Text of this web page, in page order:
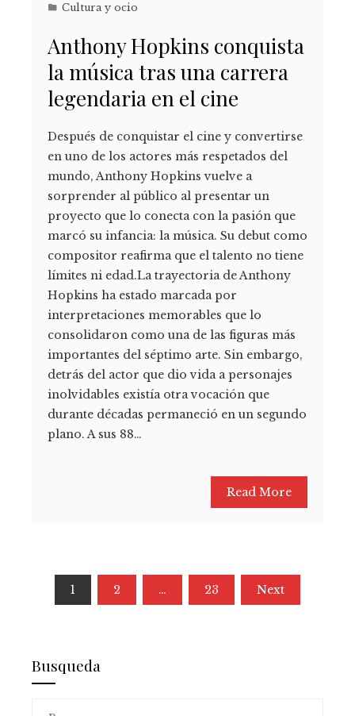
Cultura y ocio
Anthony Hopkins conquista
la música tras una carrera
legendaria en el cine
Después de conquistar el cine y convertirse
en uno de los actores más respetados del
mundo, Anthony Hopkins vuelve a
sorprender al público al presentar un
proyecto que lo conecta con la pasión que
marcó su infancia: la música. Su debut como
compositor reafirma que el talento no tiene
límites ni edad.La trayectoria de Anthony
Hopkins ha estado marcada por
interpretaciones memorables que lo
consolidaron como una de las figuras más
importantes del séptimo arte. Sin embargo,
detrás del actor que dio vida a personajes
inolvidables existía otra vocación que
durante décadas permaneció en un segundo
plano. A sus 88…
Read More
Paginación
entradas
1 2 … 23 Next
Busqueda